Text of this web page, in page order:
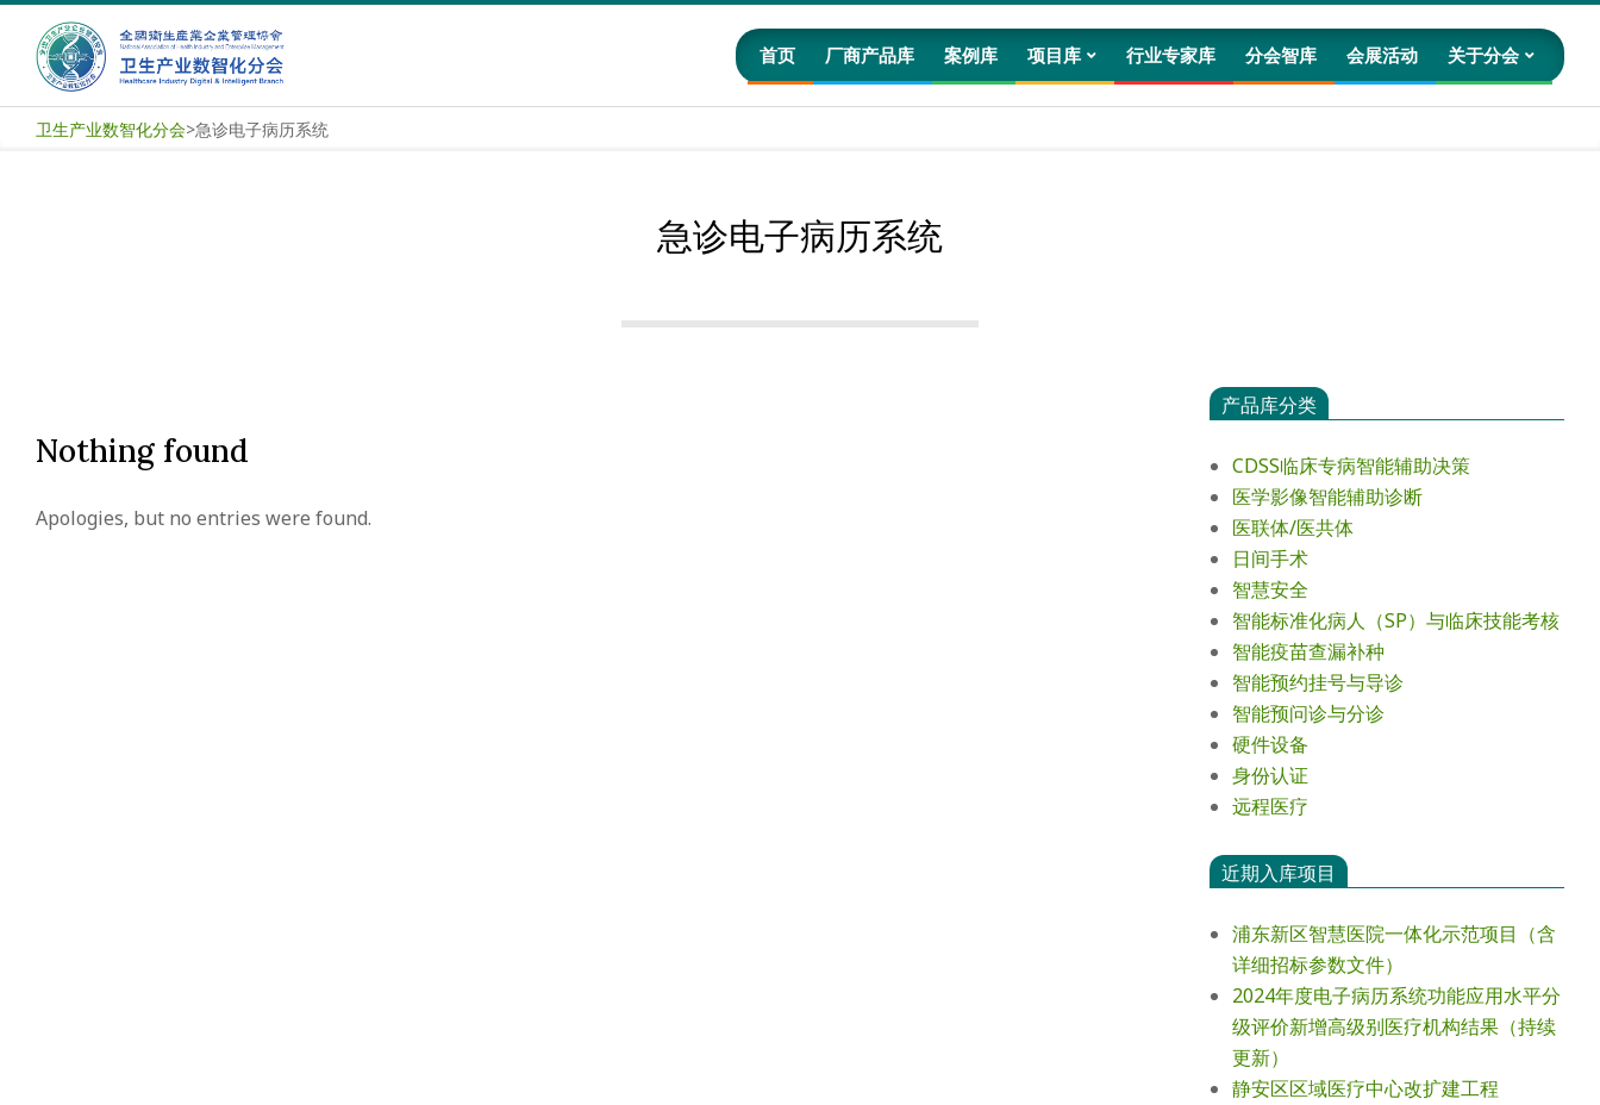
content卫
化
分
首页 厂商产品库 案例库 项目库 行业专家库 分会智库 会展活动 关于分会
卫生产业数智化分会>急诊电子病历系统
急诊电子病历系统
Nothing found
Apologies, but no entries were found.
产品库分类
CDSS临床专病智能辅助决策
医学影像智能辅助诊断
医联体/医共体
日间手术
智慧安全
智能标准化病人（SP）与临床技能考核
智能疫苗查漏补种
智能预约挂号与导诊
智能预问诊与分诊
硬件设备
身份认证
远程医疗
近期入库项目
浦东新区智慧医院一体化示范项目（含
详细招标参数文件）
2024年度电⼦病历系统功能应⽤⽔平分
级评价新增⾼级别医疗机构结果（持续
更新）
静安区区域医疗中心改扩建工程